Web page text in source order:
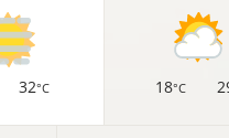
32°C 18°C